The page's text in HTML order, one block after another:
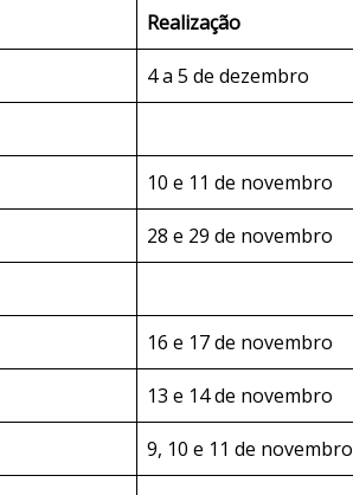
Realização
4 a 5 de dezembro
10 e 11 de novembro
28 e 29 de novembro
16 e 17 de novembro
13 e 14 de novembro
9, 10 e 11 de novembro